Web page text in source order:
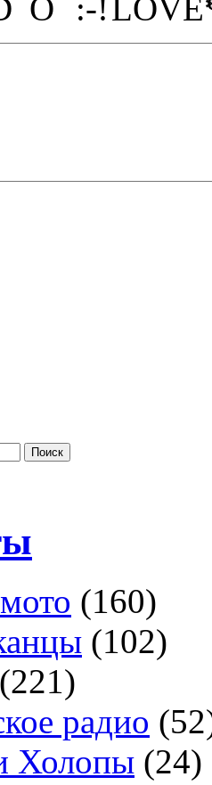
(160)
(102)
(221)
радио
Холопы (24)